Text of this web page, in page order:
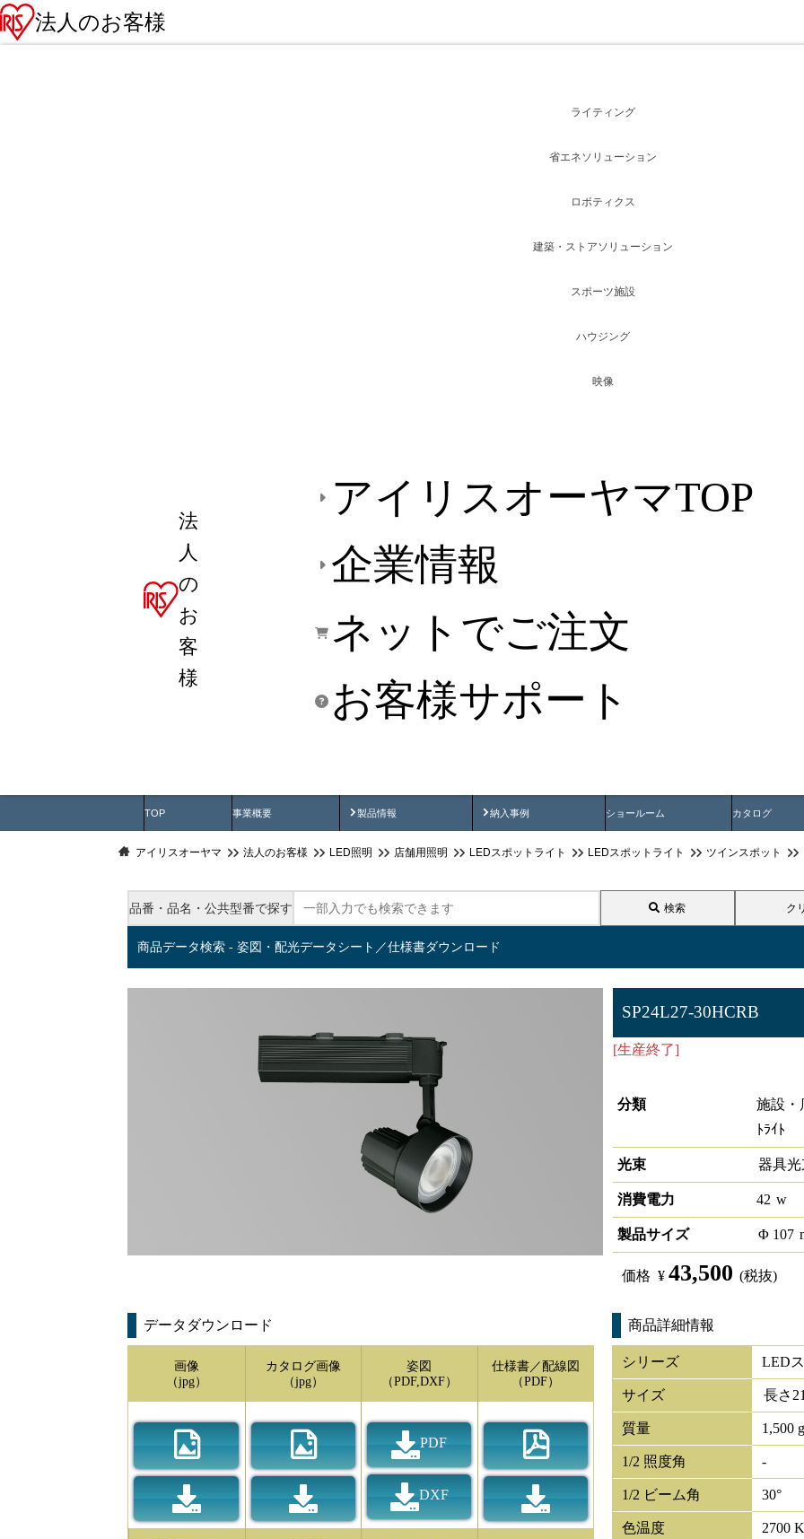
法人のお客様
法
人
の
お
客
様
アイリスオーヤマTOP
企業情報
ネットでご注文
お客様サポート
ライティング
省エネソリューション
ロボティクス
建築・ストアソリューション
スポーツ施設
ハウジング
映像
TOP 事業概要 製品情報
製品動画 納入事例
納入事例動画 ショールーム カタログ
アイリスオーヤマ 法人のお客様 LED照明 店舗用照明 LEDスポットライト LEDスポットライト ツインスポット
品番・品名・公共型番で探す 検索 ク
商品データ検索 - 姿図・配光データシート／仕様書ダウンロード
SP24L27-30HCRB
[生産終了]
分類
施設
ﾄﾗｲﾄ
光束 器具光
消費電力 42 w
製品サイズ Φ 107
価格 ¥ 43,500 (税抜)
データダウンロード
画像
（jpg）
カタログ画像
（jpg）
姿図
（PDF,DXF）
PDF
DXF
仕様書／配線図
（PDF）
商品詳細情報
シリーズ LED
サイズ 長さ
質量 1,500 g
1/2 照度角 -
1/2 ビーム角 30°
色温度 2700 K